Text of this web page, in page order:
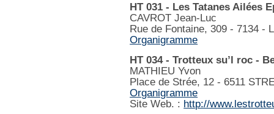
HT 031 - Les Tatanes Ailées
CAVROT Jean-Luc
Rue de Fontaine, 309 - 7134 -
Organigramme
HT 034 - Trotteux su’l roc -
MATHIEU Yvon
Place de Strée, 12 - 6511
Organigramme
Site Web. : http://